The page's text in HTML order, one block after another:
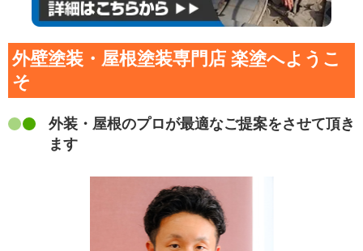
外壁塗装・屋根塗装専門店 楽塗へようこ
そ
外装・屋根のプロが最適なご提案をさせて頂き
ます